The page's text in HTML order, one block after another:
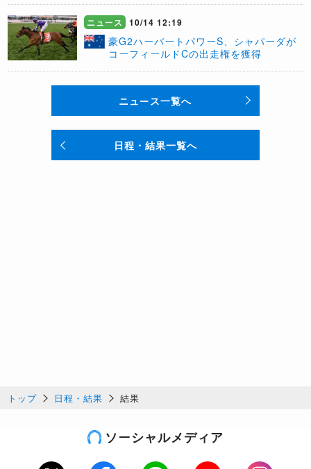
ニュース 10/14 12:19
豪G2ハーバートパワーS、シャパーダが
コーフィールドCの出走権を獲得
ニュース一覧へ
日程・結果一覧へ
トップ 日程・結果 結果
ソーシャルメディア